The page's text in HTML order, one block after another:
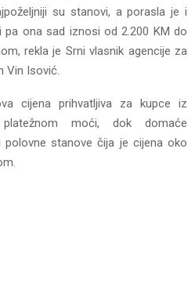
su stanovi, a porasla je i
pa ona sad iznosi od 2.200 KM do
rekla je Srni vlasnik agencije za
Vin Isović.
cijena prihvatljiva za kupce iz
moći, dok domaće
stanove čija je cijena oko